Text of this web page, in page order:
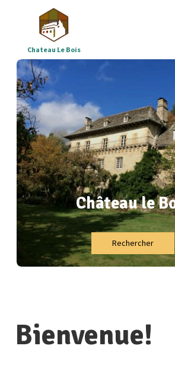
Chateau Le Bois
▾
groupes ▾
Toutes les propriétés
Où - et qui sommes-
Téléchargements ▾
Correze
Château le
Rechercher
Bienvenue!